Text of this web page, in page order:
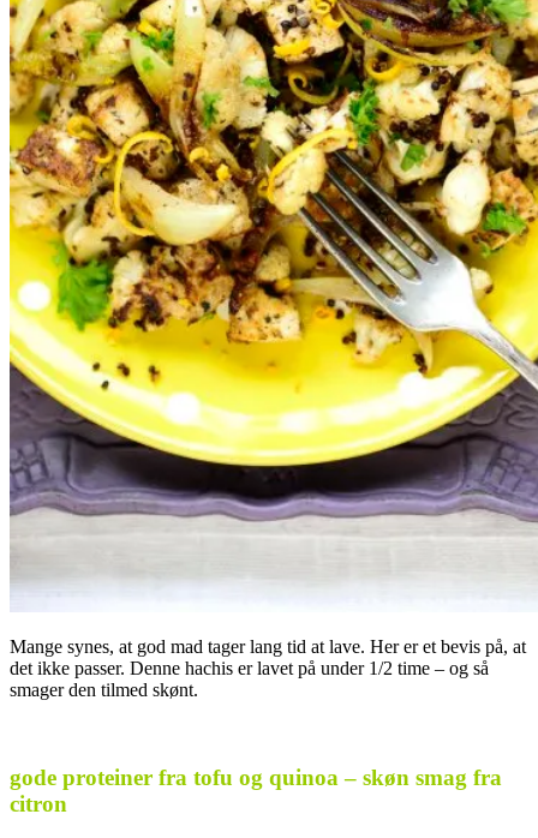
Mange synes, at god mad tager lang tid at lave. Her er et bevis på, at
det ikke passer. Denne hachis er lavet på under 1/2 time – og så
smager den tilmed skønt.
gode proteiner fra tofu og quinoa – skøn smag fra
citron